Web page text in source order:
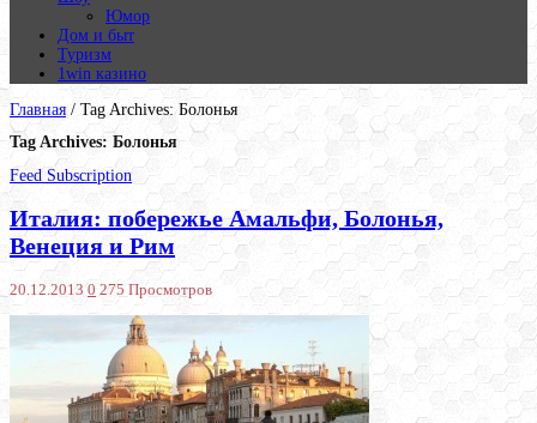
Юмор
Дом и быт
Туризм
1win казино
Главная/ Tag Archives: Болонья
Tag Archives: Болонья
Feed Subscription
Италия: побережье Амальфи, Болонья,
Венеция и Рим
20.12.2013 0 275 Просмотров